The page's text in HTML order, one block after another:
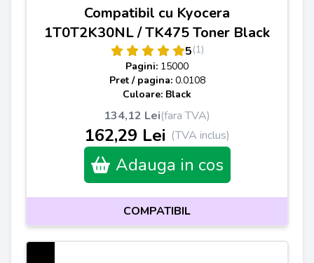
Compatibil cu Kyocera
1T0T2K30NL / TK475 Toner Black
5(1)
Pagini: 15000
Pret / pagina: 0.0108
Culoare: Black
134,12 Lei(fara TVA)
162,29 Lei (TVA inclus)
Adauga in cos
COMPATIBIL